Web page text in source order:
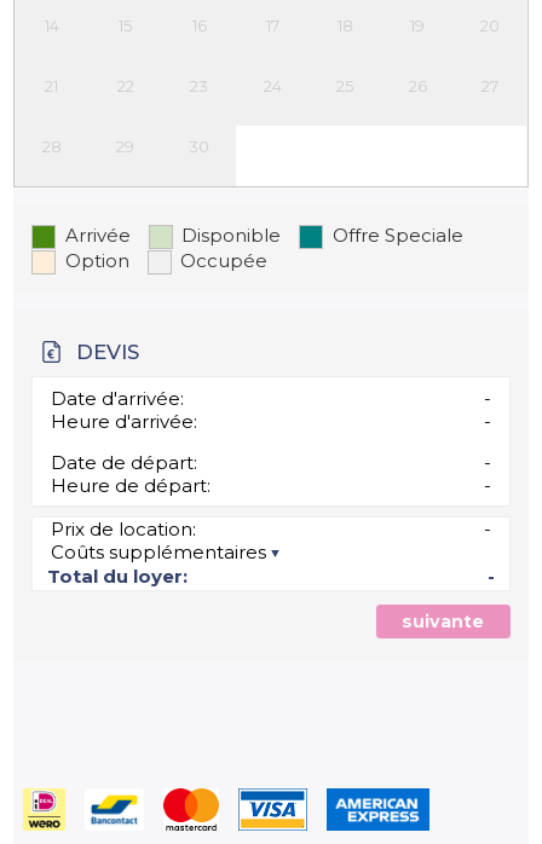
14 15 16 17 18 19 20
21 22 23 24 25 26 27
28 29 30
Arrivée Disponible
Offre Speciale
Option
Occupée
DEVIS
Date d'arrivée:
-
Heure d'arrivée:
-
Date de départ:
-
Heure de départ:
-
Prix de location:
-
Coûts supplémentaires
Total du loyer:
-
suivante